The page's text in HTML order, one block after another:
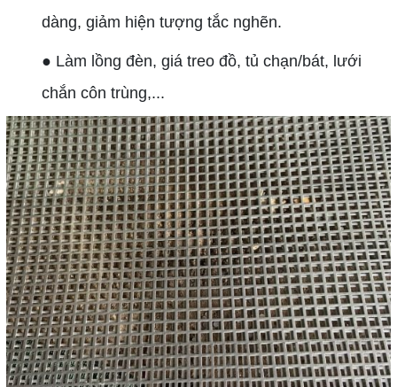
dàng, giảm hiện tượng tắc nghẽn.
● Làm lồng đèn, giá treo đồ, tủ chạn/bát, lưới
chắn côn trùng,...